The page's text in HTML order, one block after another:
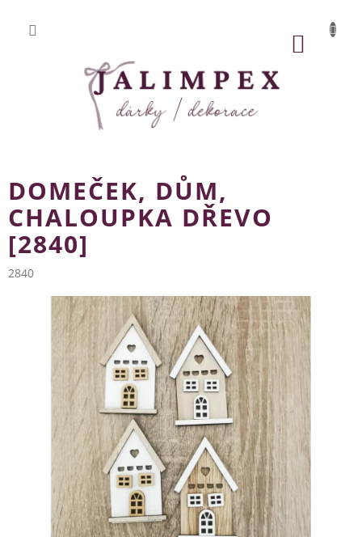
obsah
DOMEČEK, DŮM,
CHALOUPKA DŘEVO
[2840]
2840